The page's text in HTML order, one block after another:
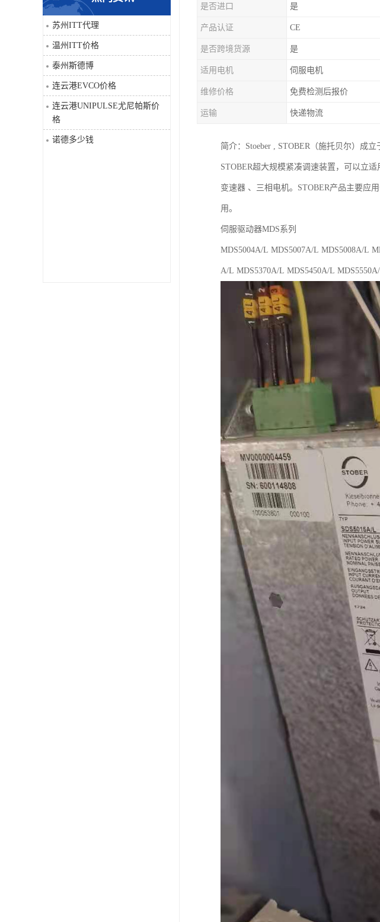
科比
三菱
DRPAG
苏州ITT代理
温州ITT价格
泰州斯德博
连云港EVCO价格
连云港UNIPULSE尤尼帕斯价
格
诺德多少钱
是否进口 是
产品认证 CE
是否跨境货源 是
适用电机 伺服电机
维修价格 免费检测后报价
运输 快递物流
简介：Stoeber , STOBER（施托贝尔）成
STOBER超大规模紧凑调速装置，可以立
变速器 、三相电机。STOBER产品主要应
用。
伺服驱动器MDS系列
MDS5004A/L MDS5007A/L MDS5008A/L
A/L MDS5370A/L MDS5450A/L